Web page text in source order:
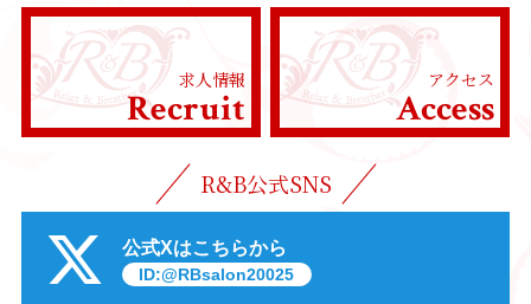
求人情報
Recruit
アクセス
Access
R&B公式SNS
公式Xはこちらから
ID:@RBsalon20025